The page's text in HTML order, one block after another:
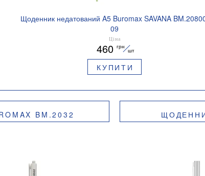
Щоденник недатований A5 Buromax SAVANA
09
Ціна
460 грн
шт
КУПИТИ
BM.2032